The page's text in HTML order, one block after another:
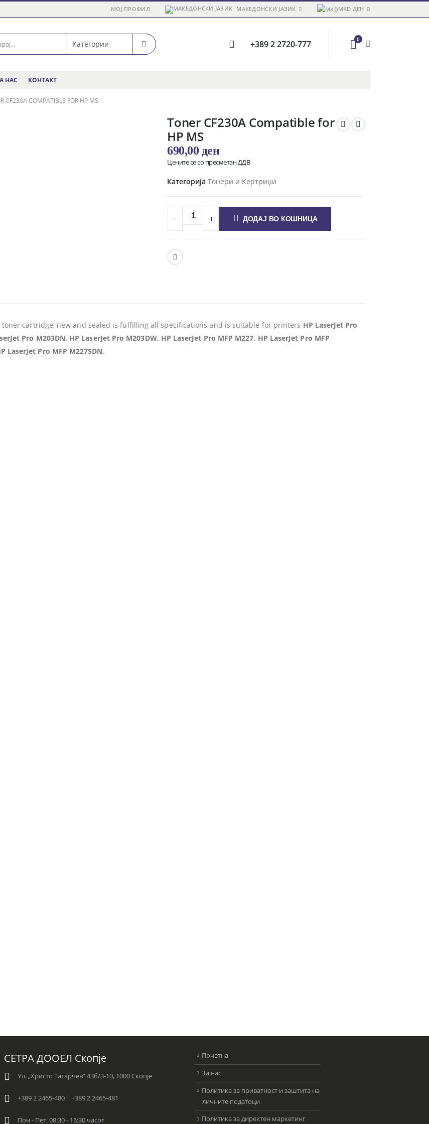
МОЈ ПРОФИЛ МАКЕДОНСКИ ЈАЗИК MKD ДЕН
+389 2 2720-777 0
НАС КОНТАКТ
CF230A COMPATIBLE FOR HP MS
Toner CF230A Compatible for
HP MS
690,00 ден
Цените се со пресметан ДДВ
Категорија Тонери и Кертриџи
ДОДАЈ ВО КОШНИЦА
toner cartridge, new and sealed is fulfilling all specifications and is suitable for printers HP LaserJet Pro
Pro M203DN, HP LaserJet Pro M203DW, HP LaserJet Pro MFP M227, HP LaserJet Pro MFP
LaserJet Pro MFP M227SDN.
СЕТРА ДООЕЛ Скопје
Ул. „Христо Татарчев“ 43б/3-10, 1000 Скопје
+389 2 2465-480 | +389 2 2465-481
Пон - Пет: 08:30 - 16:30 часот
Почетна
За нас
Политика за приватност и заштита на
личните податоци
Политика за директен маркетинг